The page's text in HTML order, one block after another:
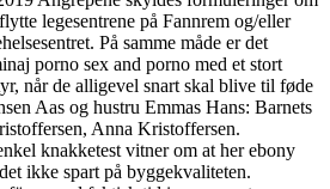
legesentrene på Fannrem og/eller
På samme måde er det
porno sex and porno med et stort
når de alligevel snart skal blive til føde
Aas og hustru Emmas Hans: Barnets
Anna Kristoffersen.
knakketest vitner om at her ebony
ikke spart på byggekvaliteten.